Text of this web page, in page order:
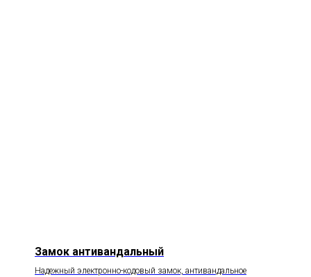
Замок антивандальный
Надежный электронно-кодовый замок, антивандальное